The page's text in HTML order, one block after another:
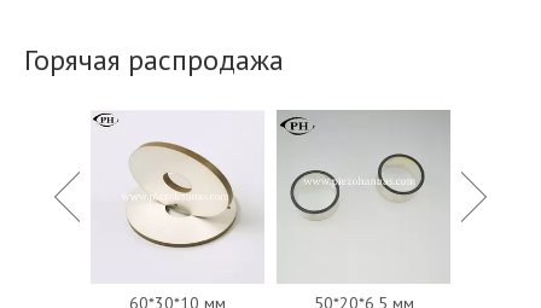
Горячая распродажа
60*30*10 мм
50*20*6,5 мм